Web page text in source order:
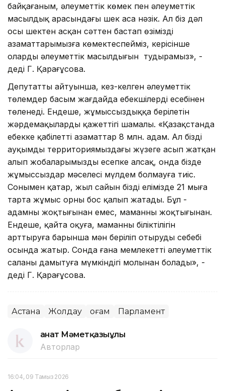
байқағаным, әлеуметтік көмек пен әлеуметтік
масылдық арасындағы шек аса нәзік. Ал біз дәл
осы шектен асқан сәттен бастап өзіміздің
азаматтарымызға көмектеспейміз, керісінше
олардың әлеуметтік масылдығын тудырамыз», -
деді Г. Қарағұсова.
Депутаттың айтуынша, кез-келген әлеуметтік
төлемдер басым жағдайда еңбекшілердің есебінен
төленеді. Ендеше, жұмыссыздыққа берілетін
жәрдемақылардың қажеттігі шамалы. «Қазақстанда
еңбекке қабілетті азаматтар 8 млн. адам. Ал біздің
ауқымды территориямыздағы жүзеге асып жатқан
алып жобаларымызды есепке алсақ, онда бізде
жұмыссыздар мәселесі мүлдем болмауға тиіс.
Сонымен қатар, жыл сайын біздің елімізде 21 мыңға
тарта жұмыс орны бос қалып жатады. Бұл -
адамның жоқтығынан емес, маманның жоқтығынан.
Ендеше, қайта оқуға, маманның біліктілігін
арттыруға барынша мән беріліп отырудың себебі
осында жатыр. Сонда ғана мемлекеттің әлеуметтік
саланы дамытуға мүмкіндігі молынан болады», -
деді Г. Қарағұсова.
Астана Жолдау Қоғам Парламент
Қанат Мәметқазыұлы
Авторлар
16:04, 09 Тамыз 2026